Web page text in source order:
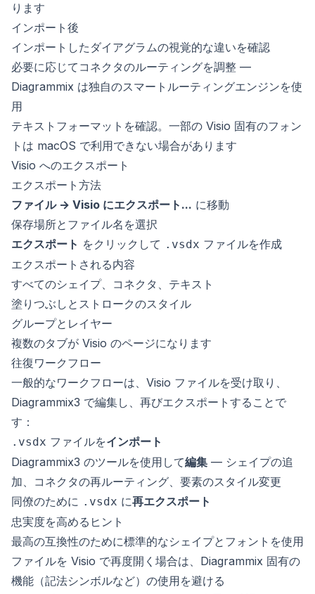
ります
インポート後
インポートしたダイアグラムの視覚的な違いを確認
必要に応じてコネクタのルーティングを調整 —
Diagrammix は独自のスマートルーティングエンジンを使
用
テキストフォーマットを確認。一部の Visio 固有のフォン
トは macOS で利用できない場合があります
Visio へのエクスポート
エクスポート方法
ファイル → Visio にエクスポート... に移動
保存場所とファイル名を選択
エクスポート をクリックして .vsdx ファイルを作成
エクスポートされる内容
すべてのシェイプ、コネクタ、テキスト
塗りつぶしとストロークのスタイル
グループとレイヤー
複数のタブが Visio のページになります
往復ワークフロー
一般的なワークフローは、Visio ファイルを受け取り、
Diagrammix3 で編集し、再びエクスポートすることで
す：
.vsdx ファイルをインポート
Diagrammix3 のツールを使用して編集 — シェイプの追
加、コネクタの再ルーティング、要素のスタイル変更
同僚のために .vsdx に再エクスポート
忠実度を高めるヒント
最高の互換性のために標準的なシェイプとフォントを使用
ファイルを Visio で再度開く場合は、Diagrammix 固有の
機能（記法シンボルなど）の使用を避ける